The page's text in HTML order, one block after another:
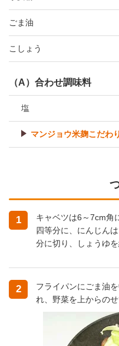
ごま油
こしょう
（A）合わせ調味料
塩
マンジョウ米麹こだわ
1
キャベツは6～7cm角
四等分に、にんじん
分に切り、しょうゆ
2
フライパンにごま油
れ、野菜を上からのせ